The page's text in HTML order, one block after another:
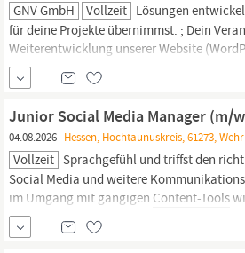
GNV GmbH Vollzeit Lösungen
für deine Projekte übernimmst. ; Dein
Weiterentwicklung unserer Website
digitalen Produktkatalogs Entwicklung
Suchmaschinenoptimierung (SEO)
LinkedIn, Newsletter) Planung und
Marketingkampagnen...
Junior Social Media Manager (m/
04.08.2026 Hessen, Hochtaunuskreis, 61273,
Vollzeit Sprachgefühl und triffst den
Social Media und weitere
im Umgang mit gängigen Content-Tools
Adobe Express oder vergleichbaren
hast du Erfahrung mit Foto, Video, Reels,